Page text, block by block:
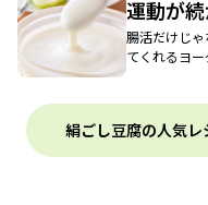
運動が
腸活だけじ
てくれるヨ
絹ごし豆腐の人気